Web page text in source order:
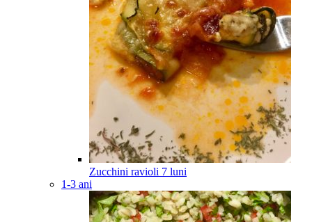
Zucchini ravioli 7 luni
1-3 ani